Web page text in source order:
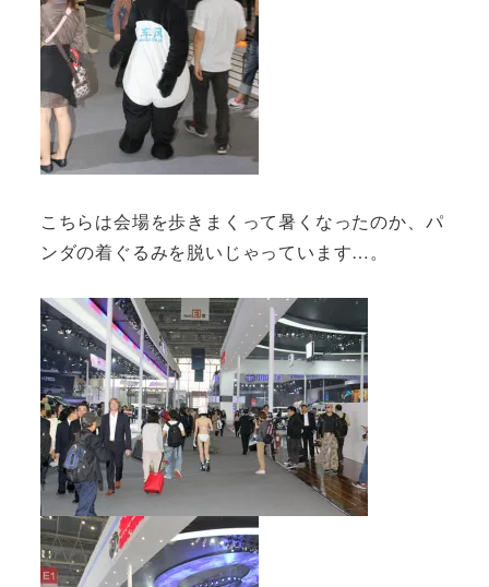
こちらは会場を歩きまくって暑くなったのか、パ
ンダの着ぐるみを脱いじゃっています…。